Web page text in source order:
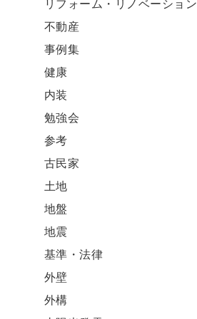
不動産
事例集
健康
内装
勉強会
参考
古民家
土地
地盤
地震
基準・法律
外壁
外構